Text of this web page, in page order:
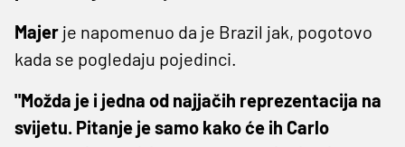
Majer je napomenuo da je Brazil jak, pogotovo
kada se pogledaju pojedinci.
"Možda je i jedna od najjačih reprezentacija na
svijetu. Pitanje je samo kako će ih Carlo